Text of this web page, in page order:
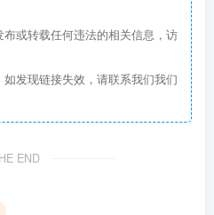
或转载任何违法的相关信息，访
发现链接失效，请联系我们我们
END